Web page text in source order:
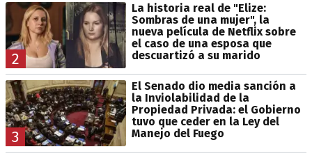
2
La historia real de "Elize:
Sombras de una mujer", la
nueva película de Netflix sobre
el caso de una esposa que
descuartizó a su marido
3
El Senado dio media sanción a
la Inviolabilidad de la
Propiedad Privada: el Gobierno
tuvo que ceder en la Ley del
Manejo del Fuego